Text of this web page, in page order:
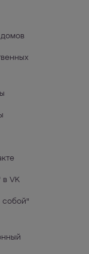
домов
VK
собой"